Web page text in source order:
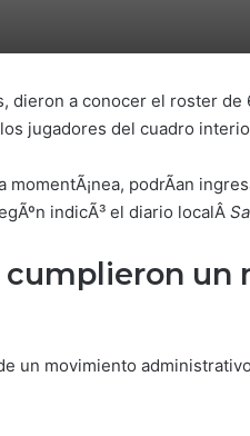
a conocer el roster
jugadores del cuadro
podrÃ­an
indicÃ³ el diario localÂ
cumplieron
un movimiento